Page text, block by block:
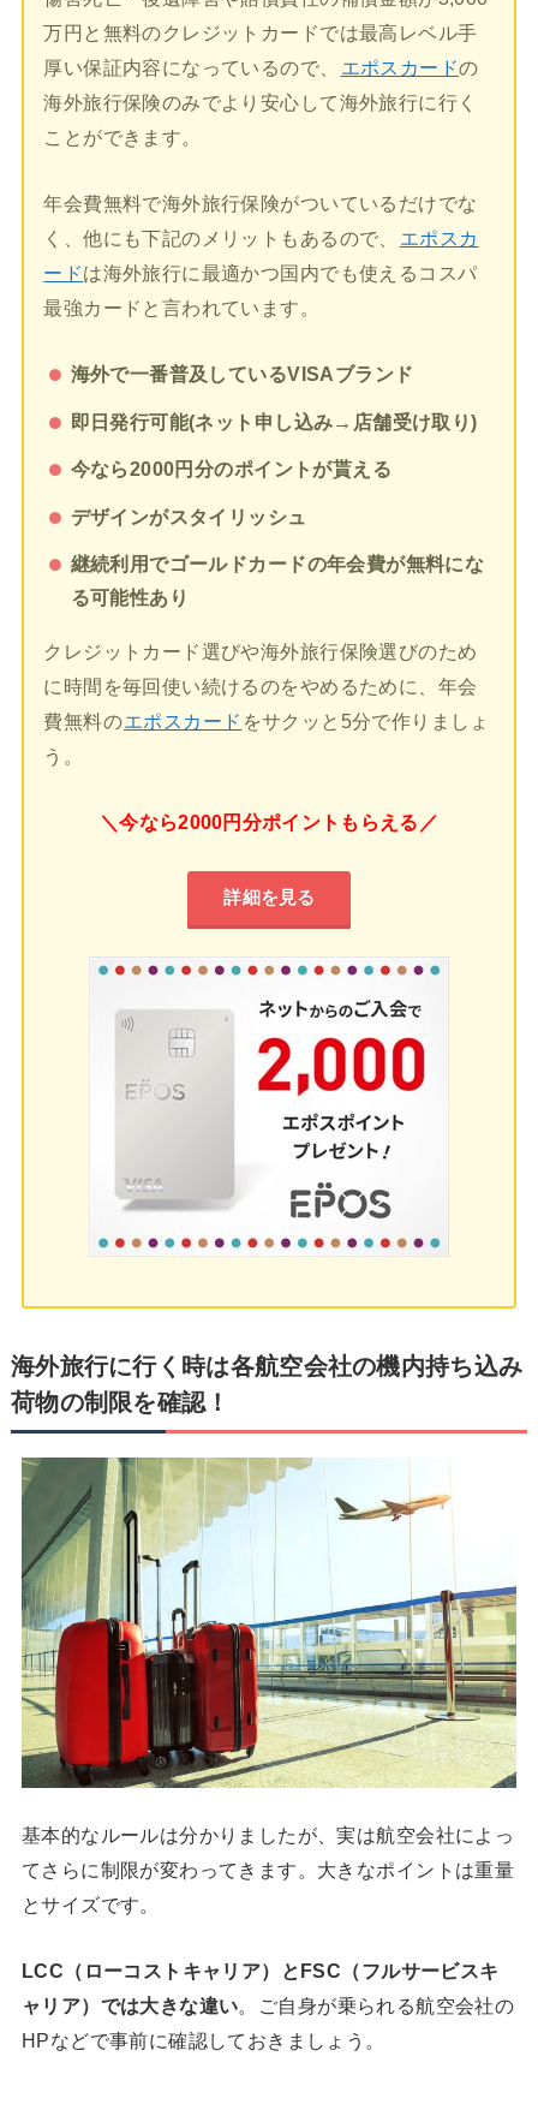
万円と無料のクレジットカードでは最高レベル手
厚い保証内容になっているので、
エポスカードの
海外旅行保険のみでより安心して海外旅行に行く
ことができます。
年会費無料で海外旅行保険がついているだけでな
く、他にも下記のメリットもあるので、
エポスカ
ードは海外旅行に最適かつ国内でも使えるコスパ
最強カードと言われています。
海外で一番普及しているVISAブランド
即日発行可能(ネット申し込み→店舗受け取り)
今なら2000円分のポイントが貰える
デザインがスタイリッシュ
継続利用でゴールドカードの年会費が無料にな
る可能性あり
クレジットカード選びや海外旅行保険選びのため
に時間を毎回使い続けるのをやめるために、年会
費無料のエポスカード をサクッと5分で作りましょ
う。
＼今なら2000円分ポイントもらえる／
詳細を見る
海外旅行に行く時は各航空会社の機内持ち込み
荷物の制限を確認！
基本的なルールは分かりましたが、実は航空会社によっ
てさらに制限が変わってきます。大きなポイントは重量
とサイズです。
LCC（ローコストキャリア）とFSC（フルサービスキ
ャリア）では大きな違い。ご自身が乗られる航空会社の
HPなどで事前に確認しておきましょう。